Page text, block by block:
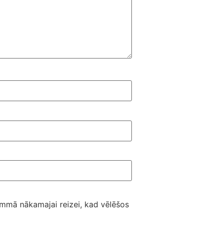
nākamajai reizei, kad vēlēšos